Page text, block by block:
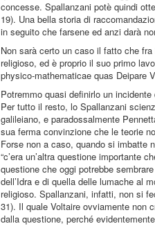
concesse. Spallanzani potè quindi
19). Una bella storia di
in seguito che farsene ed anzi darà
Non sarà certo un caso il fatto che
religioso, ed è proprio il suo primo
physico-mathematicae quas Deipare
Potremmo quasi definirlo un
Per tutto il resto, lo Spallanzani
galileiano, e paradossalmente
sua ferma convinzione che le teorie
Forse non a caso, quando si imbatte
“c’era un’altra questione importante
questione che oggi potrebbe
dell’Idra e di quella delle lumache al
religioso. Spallanzani, infatti, non si
31). Il quale Voltaire ovviamente non
dalla questione, perché